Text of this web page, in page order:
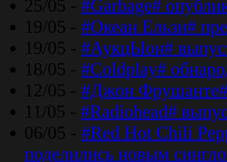
25/05 - #Garbage#
19/05 - #Океан Ельзи#
19/05 - #АукцЫон#
18/05 - #Coldplay#
12/05 - #Джон
11/05 - #Radiohead#
06/05 - #Red Hot Chili
поделились новым